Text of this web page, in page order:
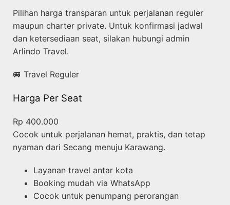
Pilihan harga transparan untuk perjalanan reguler
maupun charter private. Untuk konfirmasi jadwal
dan ketersediaan seat, silakan hubungi admin
Arlindo Travel.
🚐 Travel Reguler
Harga Per Seat
Rp 400.000
Cocok untuk perjalanan hemat, praktis, dan tetap
nyaman dari Secang menuju Karawang.
Layanan travel antar kota
Booking mudah via WhatsApp
Cocok untuk penumpang perorangan